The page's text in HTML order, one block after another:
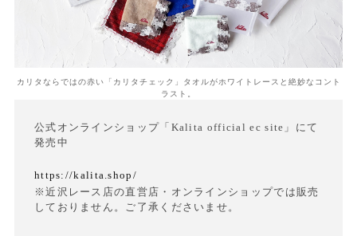
カリタならではの赤い「カリタチェック」タオルがホワイトレースと絶妙なコント
ラスト。
公式オンラインショップ「Kalita official ec site」にて
発売中
https://kalita.shop/
※近沢レース店の直営店・オンラインショップでは販売
しておりません。ご了承くださいませ。